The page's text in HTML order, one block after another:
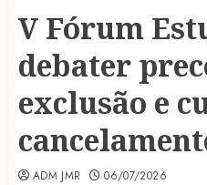
V Fórum
debater
exclusão e
ADM JMR 06/07/2026